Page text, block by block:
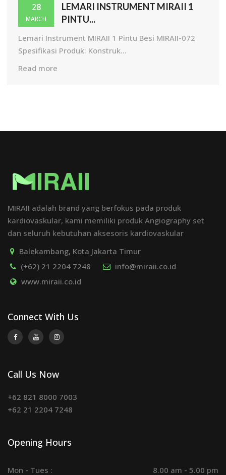
28
MARCH
LEMARI INSTRUMENT MIRAII 1
PINTU...
Lemari Instrument MIRAII 1 Pintu Besi MIRAII-072
Spesifikasi Produk: Konstruk...
Read more
MIRAII adalah brand yang berfokus pada produk
kardiovaskular, kami memiliki produk Angiography set
dan seluruh kebutuhan aksesoris kardiovaskular
Balekambang, Kota Jakarta Timur
(+62) 21 2204 7248
info@miraii.co.id
www.miraii.co.id
Connect With Us
Call Us Now
+62 821 8000 7003
+62 21 2204 7248
Opening Hours
Mon - Tues : 8.00 am - 5.00 pm